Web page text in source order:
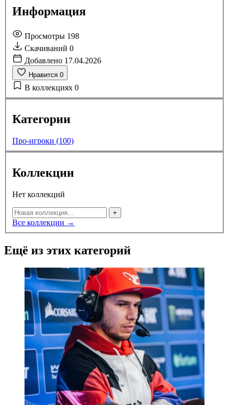
Информация
Просмотры 198
Скачиваний 0
Добавлено 17.04.2026
Нравится 0
В коллекциях 0
Категории
Про-игроки (100)
Коллекции
Нет коллекций
+
Все коллекции →
Ещё из этих категорий